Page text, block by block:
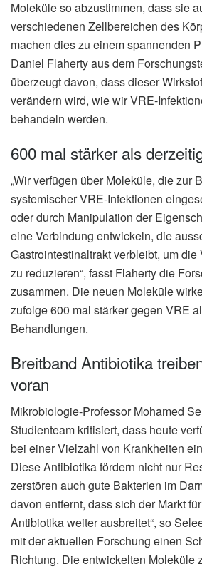
Moleküle so abzustimmen, dass sie
verschiedenen Zellbereichen des
machen dies zu einem spannenden
Daniel Flaherty aus dem
überzeugt davon, dass dieser
verändern wird, wie wir VRE-
behandeln werden.
600 mal stärker als
„Wir verfügen über Moleküle, die zur
systemischer VRE-Infektionen
oder durch Manipulation der
eine Verbindung entwickeln, die
Gastrointestinaltrakt verbleibt, um
zu reduzieren“, fasst Flaherty die
zusammen. Die neuen Moleküle
zufolge 600 mal stärker gegen VRE
Behandlungen.
Breitband Antibiotika
voran
Mikrobiologie-Professor Mohamed
Studienteam kritisiert, dass heute
bei einer Vielzahl von Krankheiten
Diese Antibiotika fördern nicht nur
zerstören auch gute Bakterien im
davon entfernt, dass sich der Markt
Antibiotika weiter ausbreitet“, so
mit der aktuellen Forschung einen
Richtung. Die entwickelten Moleküle